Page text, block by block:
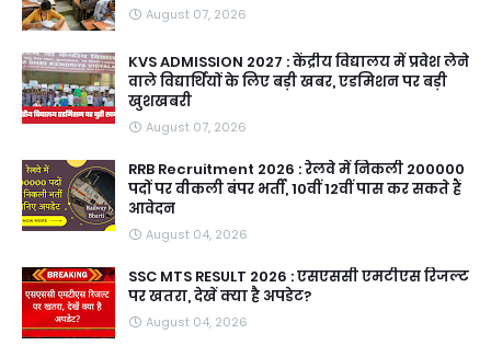
August 07, 2026
KVS ADMISSION 2027 : केंद्रीय विद्यालय में प्रवेश लेने
वाले विद्यार्थियों के लिए बड़ी खबर, एडमिशन पर बड़ी
खुशखबरी
August 07, 2026
RRB Recruitment 2026 : रेलवे में निकली 200000
पदों पर वीकली बंपर भर्ती, 10वीं 12वीं पास कर सकते हैं
आवेदन
August 04, 2026
SSC MTS RESULT 2026 : एसएससी एमटीएस रिजल्ट
पर खतरा, देखें क्या है अपडेट?
August 04, 2026